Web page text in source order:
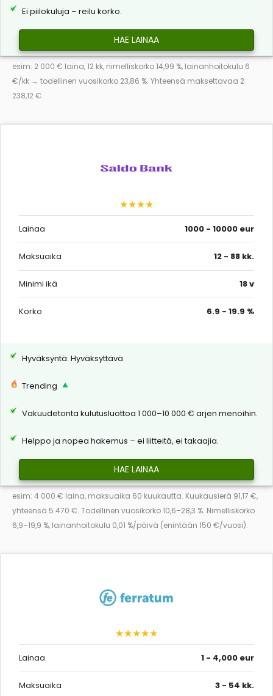
Ei piilokuluja – reilu korko.
HAE LAINAA
esim: 2 000 € laina, 12 kk, nimelliskorko 14,99 %, lainanhoitokulu 6
€/kk → todellinen vuosikorko 23,86 %. Yhteensä maksettavaa 2
238,12 €.
★★★★
Lainaa 1000 - 10000 eur
Maksuaika 12 - 88 kk.
Minimi ikä 18 v
Korko 6.9 - 19.9 %
Hyväksyntä: Hyväksyttävä
Trending
Vakuudetonta kulutusluottoa 1 000–10 000 € arjen menoihin.
Helppo ja nopea hakemus – ei liitteitä, ei takaajia.
HAE LAINAA
esim: 4 000 € laina, maksuaika 60 kuukautta. Kuukausierä 91,17 €,
yhteensä 5 470 €. Todellinen vuosikorko 10,6–28,3 %. Nimelliskorko
6,9–19,9 %, lainanhoitokulu 0,01 %/päivä (enintään 150 €/vuosi).
★★★★★
Lainaa 1 - 4,000 eur
Maksuaika 3 - 54 kk.